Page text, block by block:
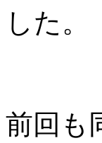
した。
前回も